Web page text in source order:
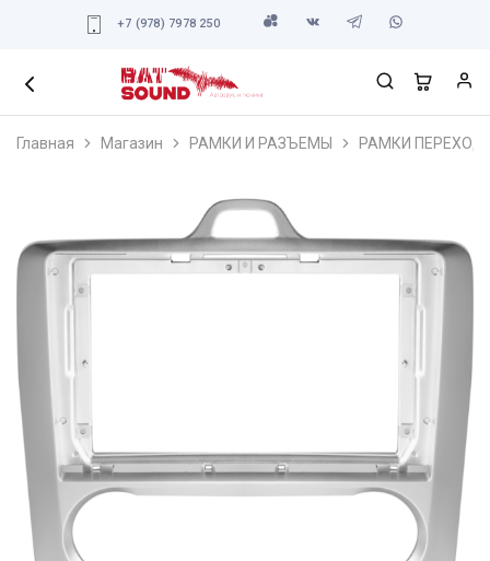
+7 (978) 7978 250
Главная Магазин РАМКИ И РАЗЪЕМЫ РАМКИ